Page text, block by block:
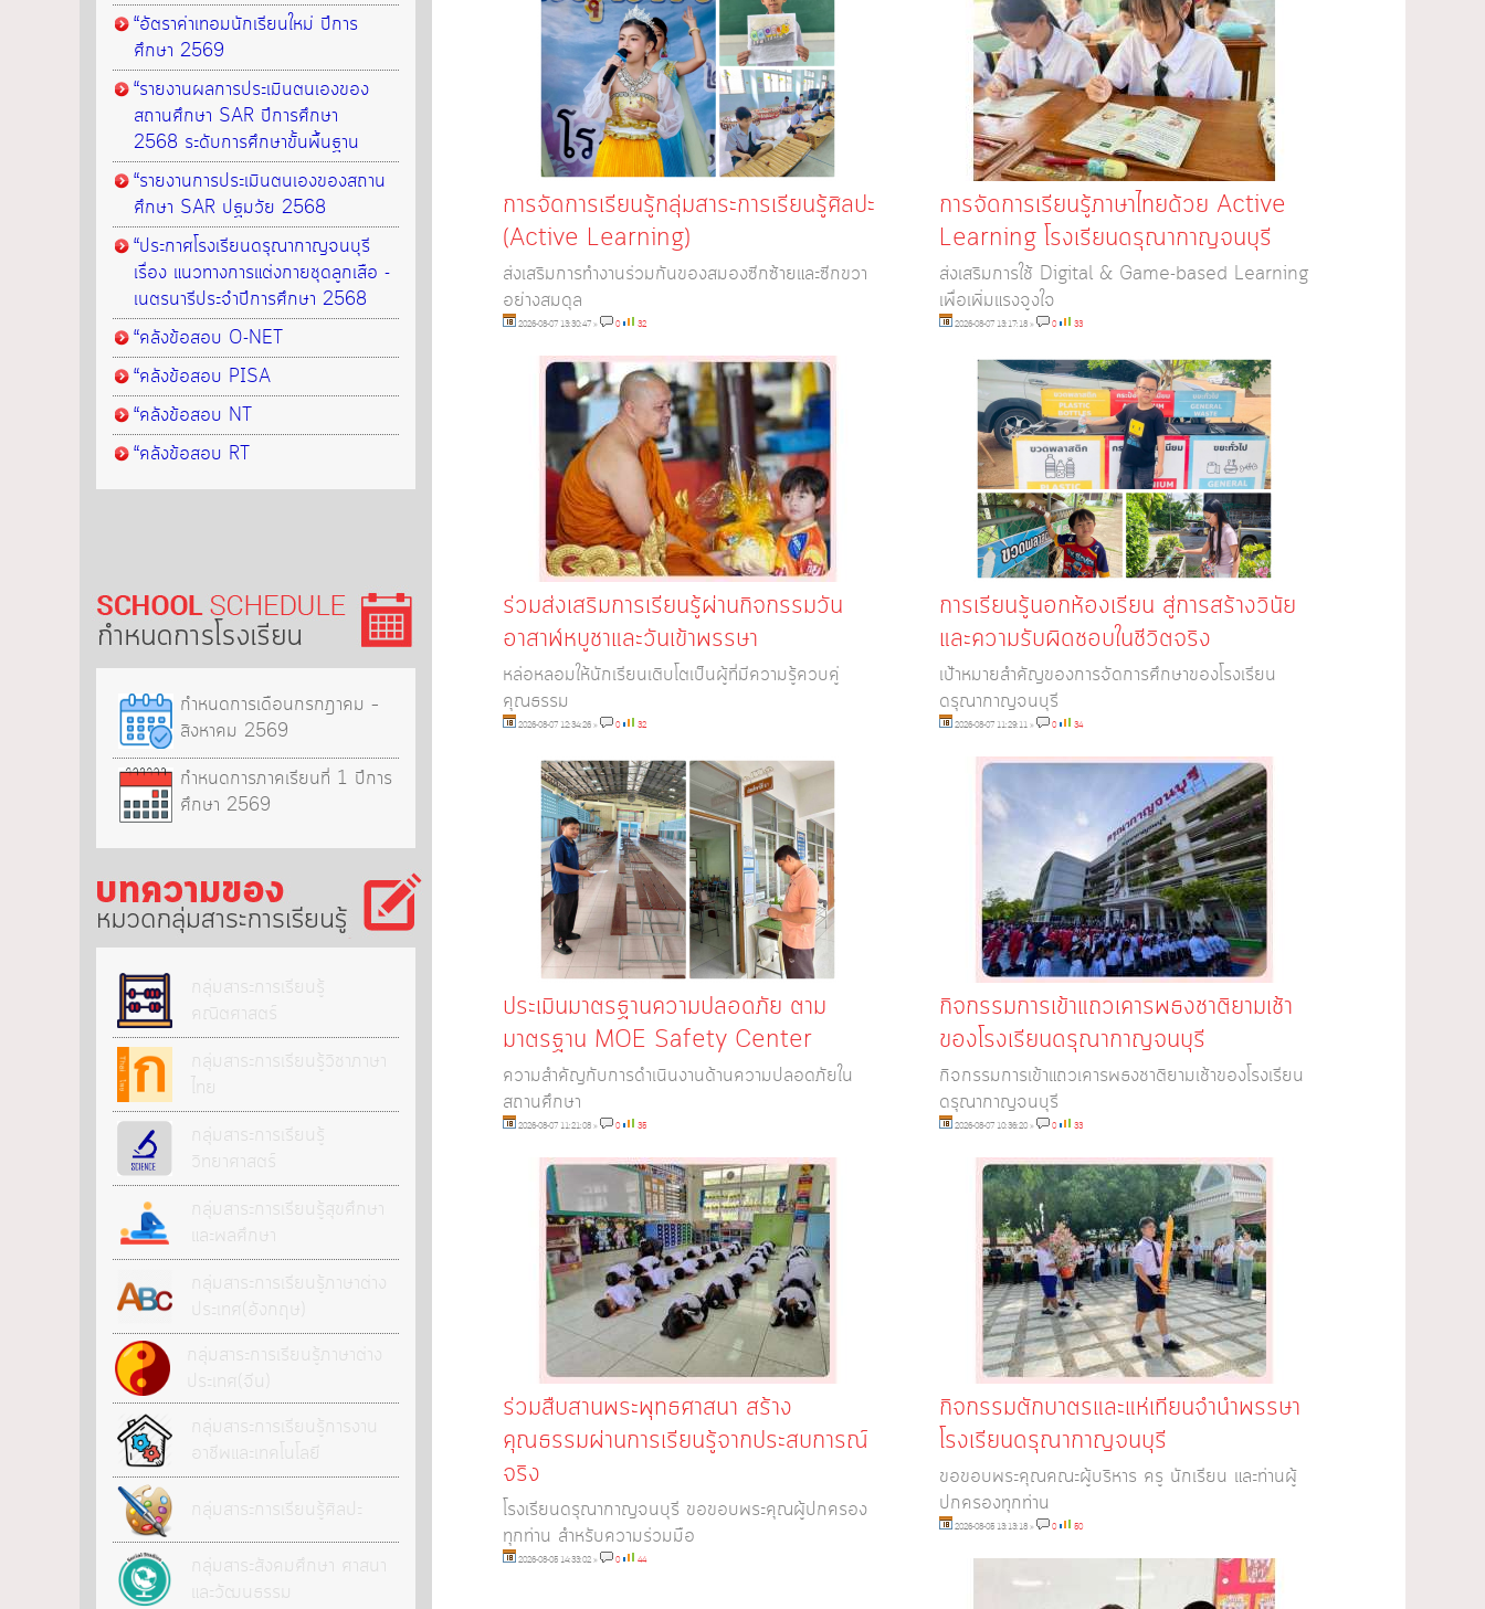
“อัตราค่าเทอมนักเรียนใหม่ ปีการ
ศึกษา 2569
“รายงานผลการประเมินตนเองของ
สถานศึกษา SAR ปีการศึกษา
2568 ระดับการศึกษาขั้นพื้นฐาน
“รายงานการประเมินตนเองของสถาน
ศึกษา SAR ปฐมวัย 2568
“ประกาศโรงเรียนดรุณากาญจนบุรี
เรื่อง แนวทางการแต่งกายชุดลูกเสือ -
เนตรนารีประจำปีการศึกษา 2568
“คลังข้อสอบ O-NET
“คลังข้อสอบ PISA
“คลังข้อสอบ NT
“คลังข้อสอบ RT
กำหนดการโรงเรียน
กำหนดการเดือนกรกฎาคม –
สิงหาคม 2569
กำหนดการภาคเรียนที่ 1 ปีการ
ศึกษา 2569
กลุ่มสาระการเรียนรู้
กลุ่มสาระการเรียนรู้
คณิตศาสตร์
กลุ่มสาระการเรียนรู้วิชาภาษา
ไทย
กลุ่มสาระการเรียนรู้
วิทยาศาสตร์
กลุ่มสาระการเรียนรู้สุขศึกษา
และพลศึกษา
กลุ่มสาระการเรียนรู้ภาษาต่าง
ประเทศ(อังกฤษ)
กลุ่มสาระการเรียนรู้ภาษาต่าง
ประเทศ(จีน)
กลุ่มสาระการเรียนรู้การงาน
อาชีพและเทคโนโลยี
กลุ่มสาระการเรียนรู้ศิลปะ
กลุ่มสาระสังคมศึกษา ศาสนา
และวัฒนธรรม
การจัดการเรียนรู้กลุ่มสาระการเรียนรู้ศิลปะ
(Active Learning)
ส่งเสริมการทำงานร่วมกันของสมองซีกซ้ายและซีกขวา
อย่างสมดุล
2026-08-07 13:30:47 » 0 32
การจัดการเรียนรู้ภาษาไทยด้วย Active
Learning โรงเรียนดรุณากาญจนบุรี
ส่งเสริมการใช้ Digital & Game-based Learning
เพื่อเพิ่มแรงจูงใจ
2026-08-07 13:17:18» 0 33
ร่วมส่งเสริมการเรียนรู้ผ่านกิจกรรมวัน
อาสาฬหบูชาและวันเข้าพรรษา
หล่อหลอมให้นักเรียนเติบโตเป็นผู้ที่มีความรู้ควบคู่
คุณธรรม
2026-08-07 12:34:26 » 0 32
การเรียนรู้นอกห้องเรียน สู่การสร้างวินัย
และความรับผิดชอบในชีวิตจริง
เป้าหมายสำคัญของการจัดการศึกษาของโรงเรียน
ดรุณากาญจนบุรี
2026-08-07 11:29:11» 0 34
ประเมินมาตรฐานความปลอดภัย ตาม
มาตรฐาน MOE Safety Center
ความสำคัญกับการดำเนินงานด้านความปลอดภัยใน
สถานศึกษา
2026-08-07 11:21:08 » 0 35
กิจกรรมการเข้าแถวเคารพธงชาติยามเช้า
ของโรงเรียนดรุณากาญจนบุรี
กิจกรรมการเข้าแถวเคารพธงชาติยามเช้าของโรงเรียน
ดรุณากาญจนบุรี
2026-08-07 10:36:20» 0 33
ร่วมสืบสานพระพุทธศาสนา สร้าง
คุณธรรมผ่านการเรียนรู้จากประสบการณ์
จริง
โรงเรียนดรุณากาญจนบุรี ขอขอบพระคุณผู้ปกครอง
ทุกท่าน สำหรับความร่วมมือ
2026-08-05 14:33:02 » 0 44
กิจกรรมตักบาตรและแห่เทียนจำนำพรรษา
โรงเรียนดรุณากาญจนบุรี
ขอขอบพระคุณคณะผู้บริหาร ครู นักเรียน และท่านผู้
ปกครองทุกท่าน
2026-08-05 13:13:18» 0 50